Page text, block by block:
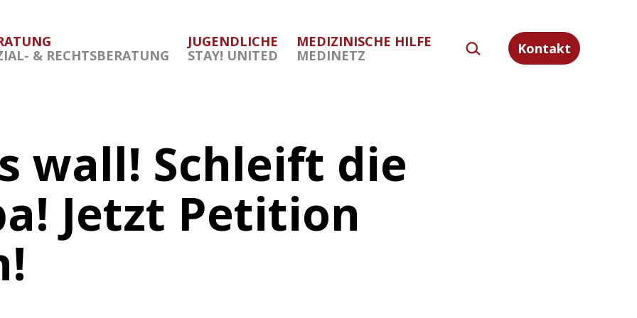
& RECHTSBERATUNG
JUGENDLICHE
STAY! UNITED
MEDIZINISCHE HILFE
MEDINETZ
SUCHEN … Kontakt
wall! Schleift die
Jetzt Petition